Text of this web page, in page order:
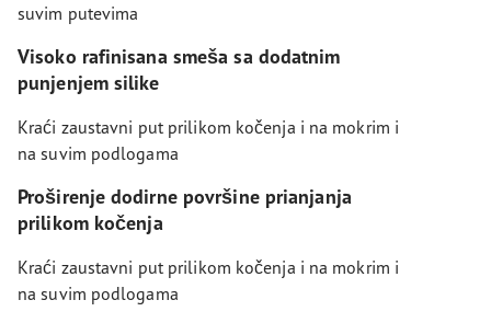
suvim putevima
Visoko rafinisana smeša sa dodatnim
punjenjem silike
Kraći zaustavni put prilikom kočenja i na mokrim i
na suvim podlogama
Proširenje dodirne površine prianjanja
prilikom kočenja
Kraći zaustavni put prilikom kočenja i na mokrim i
na suvim podlogama